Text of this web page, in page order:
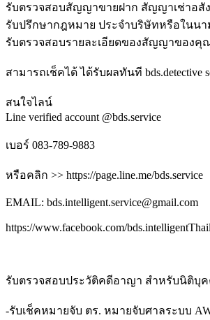
รับตรวจสอบสัญญาขายฝาก สัญญาเช่าอสั
รับปรึกษากฎหมาย ประจำบริษัทหรือในน
รับตรวจสอบรายละเอียดของสัญญาของคุ
สามารถเช็คได้ ได้รับผลทันที bds.detective
สนใจไลน์
Line verified account @bds.service
เบอร์ 083-789-9883
หรือคลิก >> https://page.line.me/bds.service
EMAIL: bds.intelligent.service@gmail.com
https://www.facebook.com/
รับตรวจสอบประวัติคดีอาญา สำหรับนิติบุ
-รับเช็คหมายจับ ตร. หมายจับศาลระบบ